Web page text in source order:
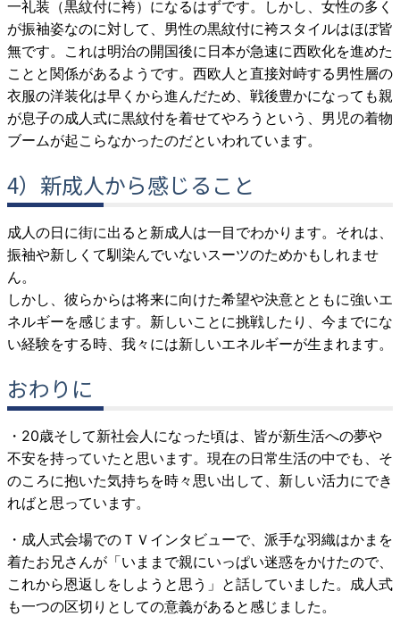
一礼装（黒紋付に袴）になるはずです。しかし、女性の多く
が振袖姿なのに対して、男性の黒紋付に袴スタイルはほぼ皆
無です。これは明治の開国後に日本が急速に西欧化を進めた
ことと関係があるようです。西欧人と直接対峙する男性層の
衣服の洋装化は早くから進んだため、戦後豊かになっても親
が息子の成人式に黒紋付を着せてやろうという、男児の着物
ブームが起こらなかったのだといわれています。
4）新成人から感じること
成人の日に街に出ると新成人は一目でわかります。それは、
振袖や新しくて馴染んでいないスーツのためかもしれませ
ん。
しかし、彼らからは将来に向けた希望や決意とともに強いエ
ネルギーを感じます。新しいことに挑戦したり、今までにな
い経験をする時、我々には新しいエネルギーが生まれます。
おわりに
・20歳そして新社会人になった頃は、皆が新生活への夢や
不安を持っていたと思います。現在の日常生活の中でも、そ
のころに抱いた気持ちを時々思い出して、新しい活力にでき
ればと思っています。
・成人式会場でのＴＶインタビューで、派手な羽織はかまを
着たお兄さんが「いままで親にいっぱい迷惑をかけたので、
これから恩返しをしようと思う」と話していました。成人式
も一つの区切りとしての意義があると感じました。